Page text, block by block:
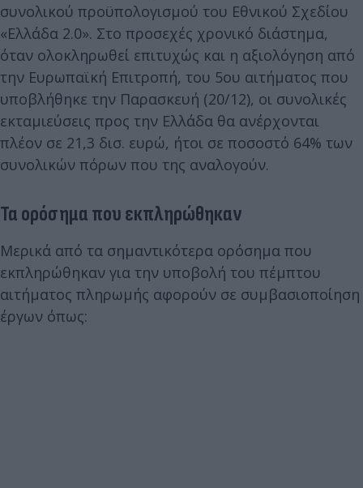
συνολικού προϋπολογισμού του Εθνικού Σχεδίου
«Ελλάδα 2.0». Στο προσεχές χρονικό διάστημα,
όταν ολοκληρωθεί επιτυχώς και η αξιολόγηση από
την Ευρωπαϊκή Επιτροπή, του 5ου αιτήματος που
υποβλήθηκε την Παρασκευή (20/12), οι συνολικές
εκταμιεύσεις προς την Ελλάδα θα ανέρχονται
πλέον σε 21,3 δισ. ευρώ, ήτοι σε ποσοστό 64% των
συνολικών πόρων που της αναλογούν.
Τα ορόσημα που εκπληρώθηκαν
Μερικά από τα σημαντικότερα ορόσημα που
εκπληρώθηκαν για την υποβολή του πέμπτου
αιτήματος πληρωμής αφορούν σε συμβασιοποίηση
έργων όπως: